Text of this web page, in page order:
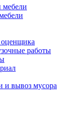
мебели
работы
и вывоз мусора